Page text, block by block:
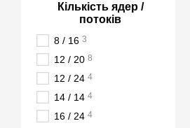
Кількість ядер /
потоків
8 / 16 3
12 / 20 8
12 / 24 4
14 / 14 4
16 / 24 4